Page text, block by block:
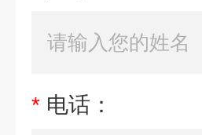
* 电话：